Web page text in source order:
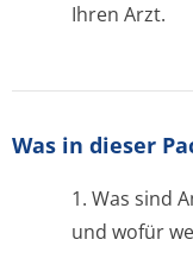
Ihren Arzt.
Was in dieser
1. Was sind
und wofür